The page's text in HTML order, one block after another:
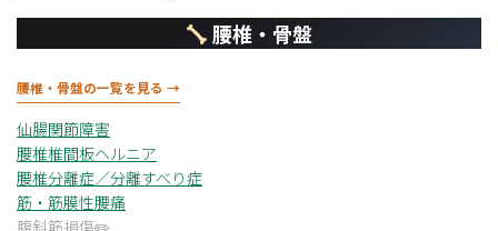
腰椎・骨盤
腰椎・骨盤の一覧を見る →
仙腸関節障害
腰椎椎間板ヘルニア
腰椎分離症／分離すべり症
筋・筋膜性腰痛
腹斜筋損傷